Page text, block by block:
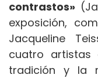
contrastos»
exposición,
Jacqueline
cuatro artistas
tradición y la